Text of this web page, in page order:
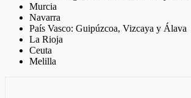
Murcia
Navarra
País Vasco: Guipúzcoa, Vizcaya y Álava
La Rioja
Ceuta
Melilla